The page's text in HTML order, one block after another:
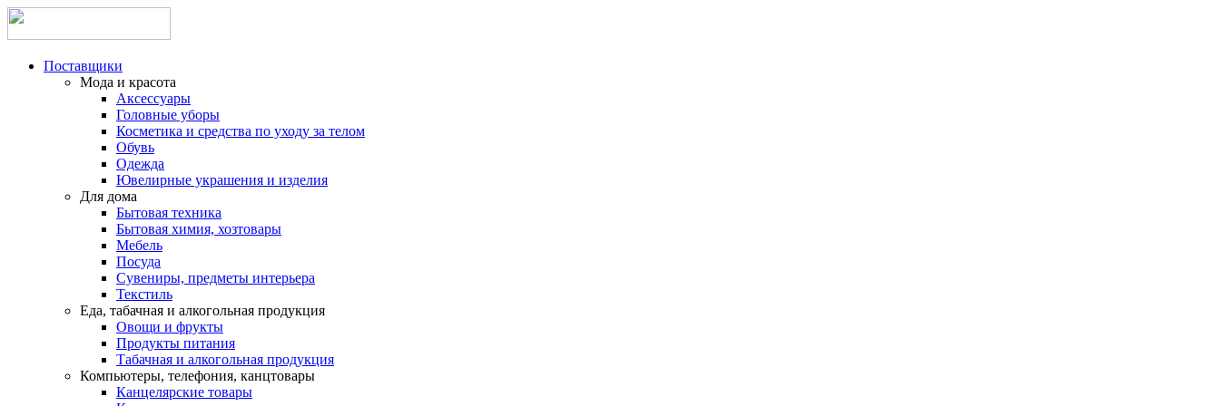
Поставщики
Мода и красота
Аксессуары
Головные уборы
Косметика и средства по уходу за телом
Обувь
Одежда
Ювелирные украшения и изделия
Для дома
Бытовая техника
Бытовая химия, хозтовары
Мебель
Посуда
Сувениры, предметы интерьера
Текстиль
Еда, табачная и алкогольная продукция
Овощи и фрукты
Продукты питания
Табачная и алкогольная продукция
Компьютеры, телефония, канцтовары
Канцелярские товары